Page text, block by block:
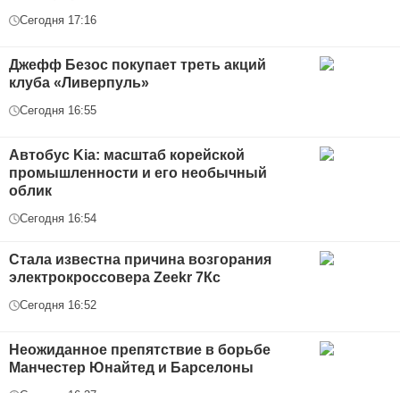
Сегодня 17:16
Джефф Безос покупает треть акций
клуба «Ливерпуль»
Сегодня 16:55
Автобус Kia: масштаб корейской
промышленности и его необычный
облик
Сегодня 16:54
Стала известна причина возгорания
электрокроссовера Zeekr 7Кс
Сегодня 16:52
Неожиданное препятствие в борьбе
Манчестер Юнайтед и Барселоны